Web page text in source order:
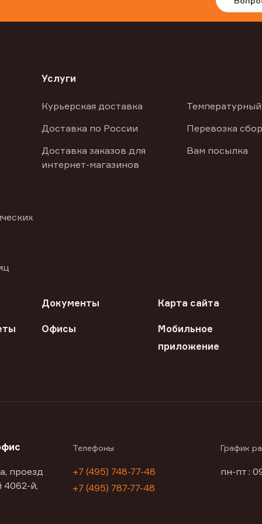
Услуги
Курьерская доставка
Доставка по России
Доставка заказов для
интернет-магазинов
Перевозка
Вам посылка
Документы Карта сайта
Офисы
Мобильное
приложение
проезд
й,
Телефоны
+7 (495) 748-77-48
+7 (495) 787-77-48
График
пн-пт :